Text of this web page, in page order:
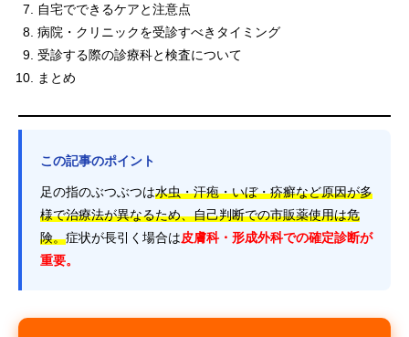
自宅でできるケアと注意点
病院・クリニックを受診すべきタイミング
受診する際の診療科と検査について
まとめ
この記事のポイント
足の指のぶつぶつは水虫・汗疱・いぼ・疥癬など原因が多
様で治療法が異なるため、自己判断での市販薬使用は危
険。症状が長引く場合は皮膚科・形成外科での確定診断が
重要。